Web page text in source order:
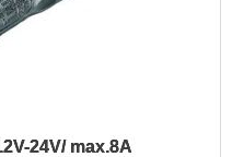
24V/ max.8A